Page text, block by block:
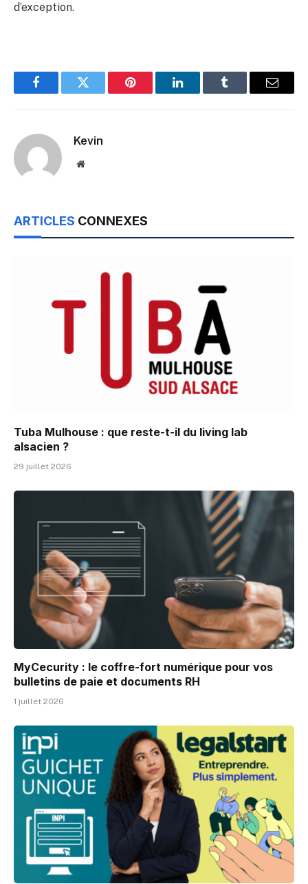
d’exception.
FacebookTwitter Pinterest LinkedInTumblr Email
Kevin
Website
ARTICLES CONNEXES
Tuba Mulhouse : que reste-t-il du living lab
alsacien ?
29 juillet 2026
MyCecurity : le coffre-fort numérique pour vos
bulletins de paie et documents RH
1 juillet 2026